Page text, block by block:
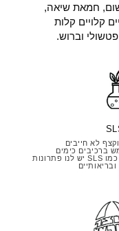
חמאת שיאה,
קלויים קלות
וברוש.
לא חייבים
ברכיבים כימים
מזיקים כמו SLS יש לנו פתרונות